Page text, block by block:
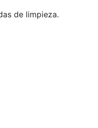
de limpieza.